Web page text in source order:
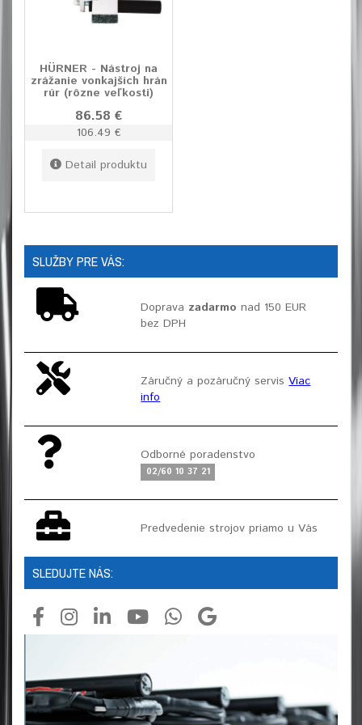
HÜRNER - Nástroj na
zrážanie vonkajších hrán
rúr (rôzne veľkosti)
86.58 €
106.49 €
Detail produktu
SLUŽBY PRE VÁS:
Doprava zadarmo nad 150 EUR
bez DPH
Záručný a pozáručný servisViac
info
Odborné poradenstvo
02/60 10 37 21
Predvedenie strojov priamo u Vás
SLEDUJTE NÁS: